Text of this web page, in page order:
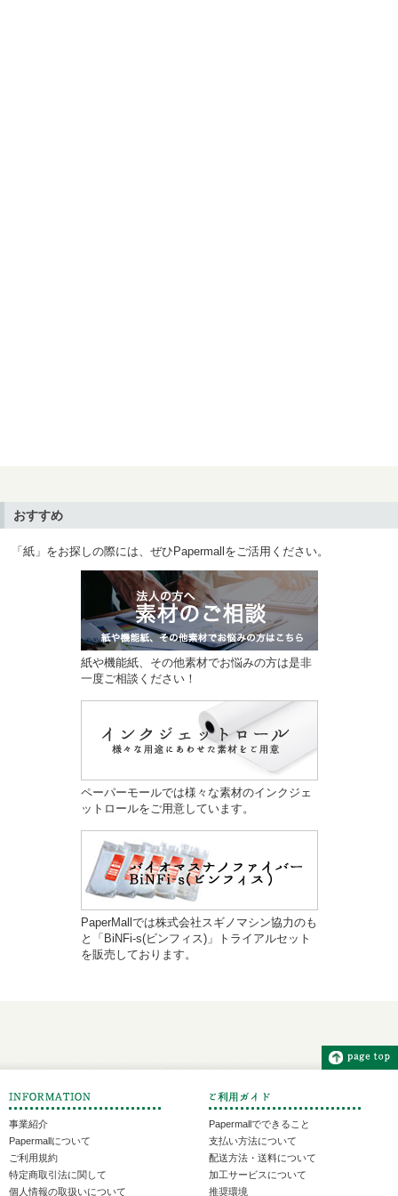
おすすめ
「紙」をお探しの際には、ぜひPapermallをご活用ください。
紙や機能紙、その他素材でお悩みの方は是非
一度ご相談ください！
ペーパーモールでは様々な素材のインクジェ
ットロールをご用意しています。
PaperMallでは株式会社スギノマシン協力のも
と「BiNFi-s(ビンフィス)」トライアルセット
を販売しております。
事業紹介
Papermallについて
ご利用規約
特定商取引法に関して
個人情報の取扱いについて
Papermallでできること
支払い方法について
配送方法・送料について
加工サービスについて
推奨環境